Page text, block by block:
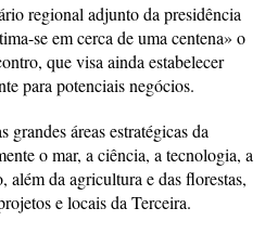
regional adjunto da presidência
se em cerca de uma centena» o
que visa ainda estabelecer
para potenciais negócios.
áreas estratégicas da
o mar, a ciência, a tecnologia, a
além da agricultura e das florestas,
e locais da Terceira.